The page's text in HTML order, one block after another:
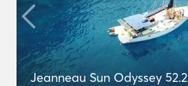
Jeanneau Sun Odyssey 52.2